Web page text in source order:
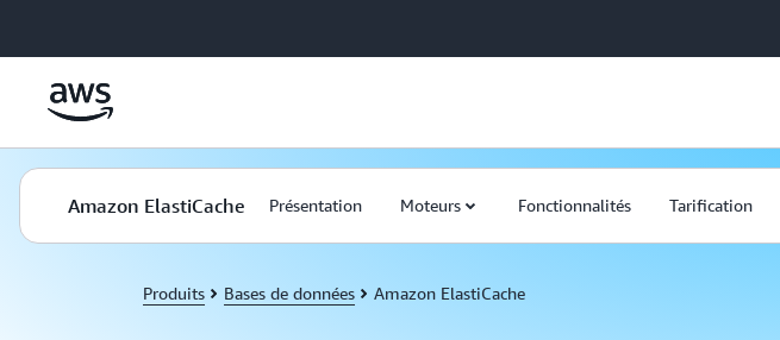
Amazon ElastiCache Présentation Moteurs Fonctionnalités Tarification
Produits Bases de données Amazon ElastiCache